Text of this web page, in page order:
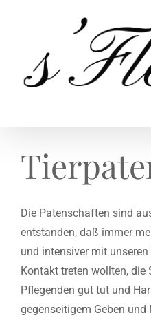
Die Patenschaften sind
entstanden, daß immer
und intensiver mit
Kontakt treten wollten, die
Pflegenden gut tut und
gegenseitigem Geben und